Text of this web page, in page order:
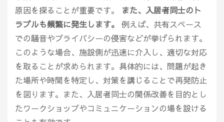
原因を探ることが重要です。 また、入居者同士のト
ラブルも頻繁に発生します。
例えば、共有スペース
での騒音やプライバシーの侵害などが挙げられます。
このような場合、施設側が迅速に介入し、適切な対応
を取ることが求められます。具体的には、問題が起き
た場所や時間を特定し、対策を講じることで再発防止
を図ります。また、入居者同士の関係改善を目的とし
たワークショップやコミュニケーションの場を設ける